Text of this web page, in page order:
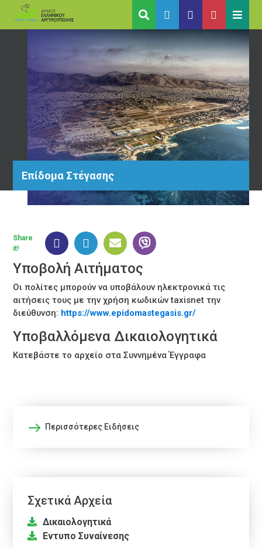
Επίδομα Στέγασης
Υποβολή Αιτήματος
Οι πολίτες μπορούν να υποβάλουν ηλεκτρονικά τις
αιτήσεις τους με την χρήση κωδικών taxisnet την
διεύθυνση: https://www.epidomastegasis.gr/
Υποβαλλόμενα Δικαιολογητικά
Κατεβάστε το αρχείο στα Συννημένα Έγγραφα
Share
it!
Περισσότερες Ειδήσεις
Σχετικά Αρχεία
Δικαιολογητικά
Εντυπο Συναίνεσης